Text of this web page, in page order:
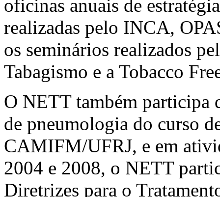
oficinas anuais de
realizadas pelo INCA,
os seminários realizados
Tabagismo e a Tobacco
O NETT também participa
de pneumologia do curso
CAMIFM/UFRJ, e em
2004 e 2008, o NETT
Diretrizes para o